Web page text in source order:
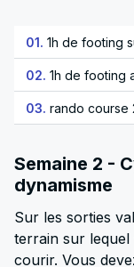
01. 1h de footing
02. 1h de footing
03. rando course
Semaine 2 -
dynamisme
Sur les sorties
terrain sur
courir. Vous